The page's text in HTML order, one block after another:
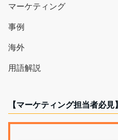
マーケティング
事例
海外
用語解説
【マーケティング担当者必見】